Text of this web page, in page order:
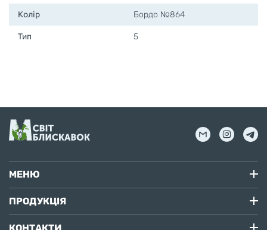
Колір Бордо №864
Тип 5
МЕНЮ
ПРОДУКЦІЯ